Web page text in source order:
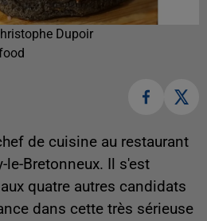
Dupoir
de cuisine au restaurant
Bretonneux. Il s'est
quatre autres candidats
dans cette très sérieuse